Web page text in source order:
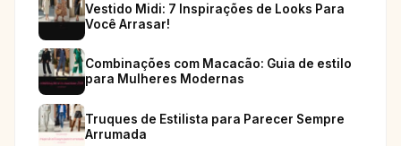
Vestido Midi: 7 Inspirações de Looks Para
Você Arrasar!
Combinações com Macacão: Guia de estilo
para Mulheres Modernas
Truques de Estilista para Parecer Sempre
Arrumada